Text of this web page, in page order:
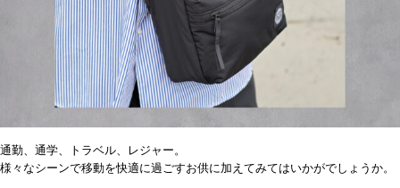
通勤、通学、トラベル、レジャー。
様々なシーンで移動を快適に過ごすお供に加えてみてはいかがでしょうか。